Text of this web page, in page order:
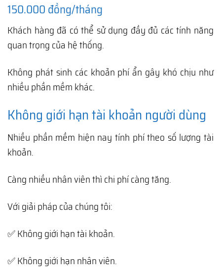
150.000 đồng/tháng
Khách hàng đã có thể sử dụng đầy đủ các tính năng
quan trọng của hệ thống.
Không phát sinh các khoản phí ẩn gây khó chịu như
nhiều phần mềm khác.
Không giới hạn tài khoản người dùng
Nhiều phần mềm hiện nay tính phí theo số lượng tài
khoản.
Càng nhiều nhân viên thì chi phí càng tăng.
Với giải pháp của chúng tôi:
✅ Không giới hạn tài khoản.
✅ Không giới hạn nhân viên.